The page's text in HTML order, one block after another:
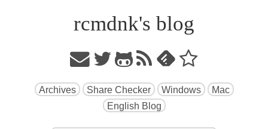
rcmdnk's blog
Archives Share Checker Windows
Mac
English Blog